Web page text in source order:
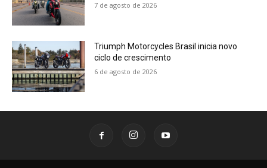
7 de agosto de 2026
Triumph Motorcycles Brasil inicia novo
ciclo de crescimento
6 de agosto de 2026